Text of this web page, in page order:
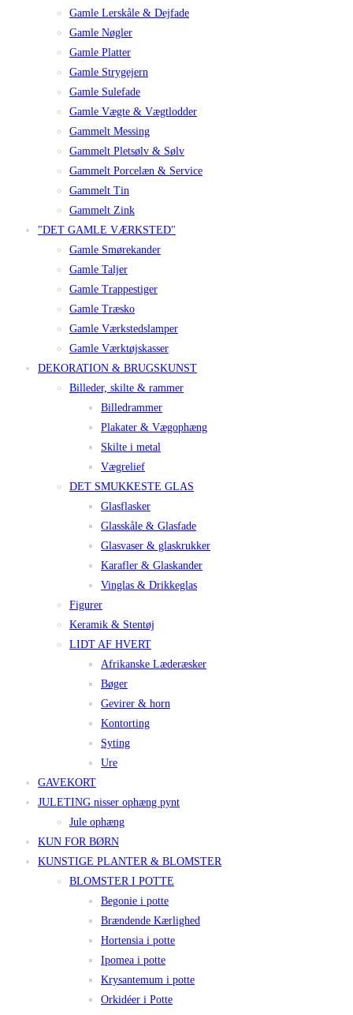
Gamle Lerskåle & Dejfade
Gamle Nøgler
Gamle Platter
Gamle Strygejern
Gamle Sulefade
Gamle Vægte & Vægtlodder
Gammelt Messing
Gammelt Pletsølv & Sølv
Gammelt Porcelæn & Service
Gammelt Tin
Gammelt Zink
"DET GAMLE VÆRKSTED"
Gamle Smørekander
Gamle Taljer
Gamle Trappestiger
Gamle Træsko
Gamle Værkstedslamper
Gamle Værktøjskasser
DEKORATION & BRUGSKUNST
Billeder, skilte & rammer
Billedrammer
Plakater & Vægophæng
Skilte i metal
Vægrelief
DET SMUKKESTE GLAS
Glasflasker
Glasskåle & Glasfade
Glasvaser & glaskrukker
Karafler & Glaskander
Vinglas & Drikkeglas
Figurer
Keramik & Stentøj
LIDT AF HVERT
Afrikanske Læderæsker
Bøger
Gevirer & horn
Kontorting
Syting
Ure
GAVEKORT
JULETING nisser ophæng pynt
Jule ophæng
KUN FOR BØRN
KUNSTIGE PLANTER & BLOMSTER
BLOMSTER I POTTE
Begonie i potte
Brændende Kærlighed
Hortensia i potte
Ipomea i potte
Krysantemum i potte
Orkidéer i Potte